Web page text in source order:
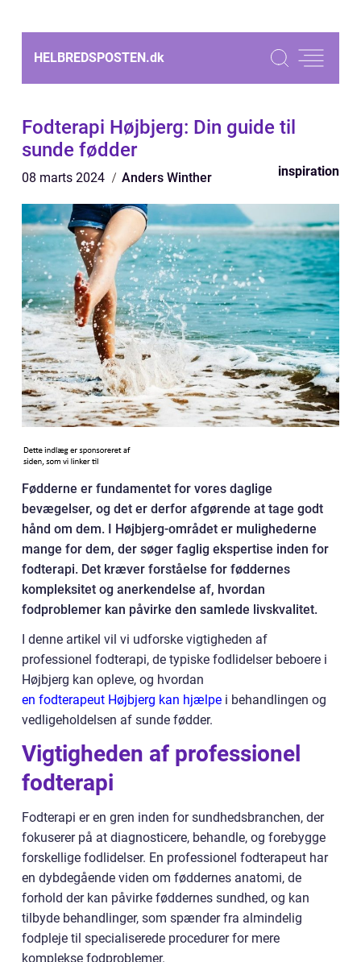
HELBREDSPOSTEN.dk
Fodterapi Højbjerg: Din guide til
sunde fødder
08 marts 2024 Anders Winther inspiration
Fødderne er fundamentet for vores daglige
bevægelser, og det er derfor afgørende at tage godt
hånd om dem. I Højbjerg-området er mulighederne
mange for dem, der søger faglig ekspertise inden for
fodterapi. Det kræver forståelse for føddernes
kompleksitet og anerkendelse af, hvordan
fodproblemer kan påvirke den samlede livskvalitet.
I denne artikel vil vi udforske vigtigheden af
professionel fodterapi, de typiske fodlidelser beboere i
Højbjerg kan opleve, og hvordan
en fodterapeut Højbjerg kan hjælpe i behandlingen og
vedligeholdelsen af sunde fødder.
Vigtigheden af professionel
fodterapi
Fodterapi er en gren inden for sundhedsbranchen, der
fokuserer på at diagnosticere, behandle, og forebygge
forskellige fodlidelser. En professionel fodterapeut har
en dybdegående viden om føddernes anatomi, de
forhold der kan påvirke føddernes sundhed, og kan
tilbyde behandlinger, som spænder fra almindelig
fodpleje til specialiserede procedurer for mere
komplekse fodproblemer.